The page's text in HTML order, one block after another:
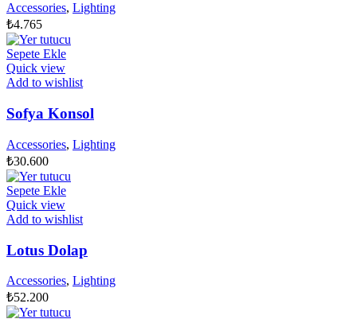
Accessories, Lighting
₺4.765
Sepete Ekle
Quick view
Add to wishlist
Sofya Konsol
Accessories, Lighting
₺30.600
Sepete Ekle
Quick view
Add to wishlist
Lotus Dolap
Accessories, Lighting
₺52.200